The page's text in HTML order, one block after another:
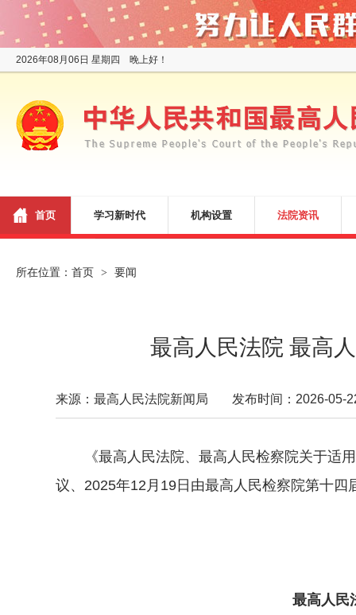
2026年08月06日 星期四 晚上好！
首页 学习新时代 机构设置 法院资讯
所在位置： 首页 > 要闻
最高人民法院 最高
来源：最高人民法院新闻局 发布时间：2026-05-
《最高人民法院、最高人民检察院关于适用
议、2025年12月19日由最高人民检察院第十
最高人民法